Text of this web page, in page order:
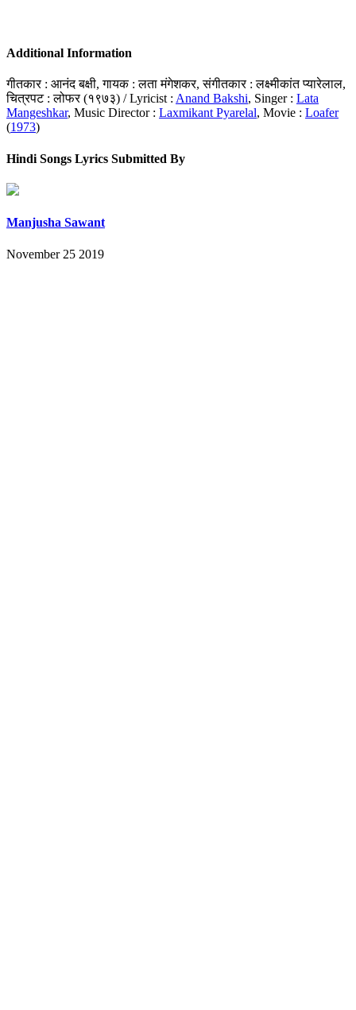
Additional Information
गीतकार : आनंद बक्षी, गायक : लता मंगेशकर, संगीतकार : लक्ष्मीकांत प्यारेलाल,
चित्रपट : लोफर (१९७३) / Lyricist : Anand Bakshi, Singer : Lata
Mangeshkar, Music Director : Laxmikant Pyarelal, Movie : Loafer
(1973)
Hindi Songs Lyrics Submitted By
Manjusha Sawant
November 25 2019